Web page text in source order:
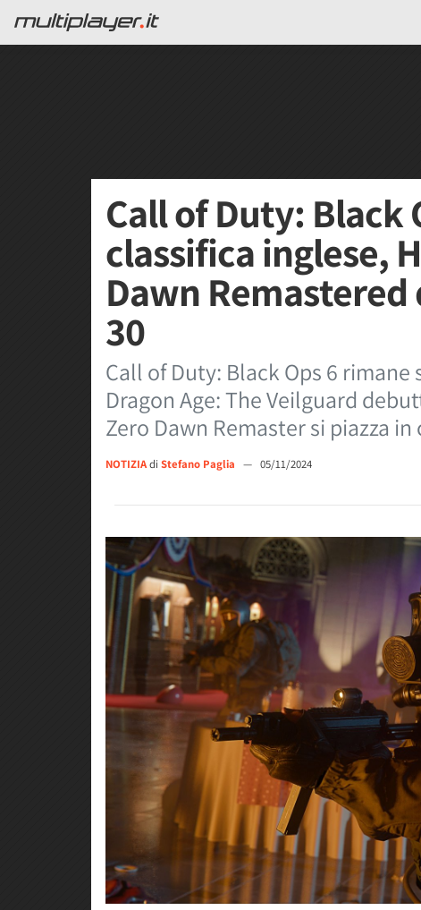
Call of Duty: Black
classifica inglese,
Dawn
30
Call of Duty: Black Ops 6
Dragon Age: The Veilguard
Zero Dawn Remaster si piazza
NOTIZIAdi Stefano Paglia — 05/11/2024